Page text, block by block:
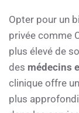
Opter pour un
privée comme
plus élevé de
des médecins
clinique offre
plus